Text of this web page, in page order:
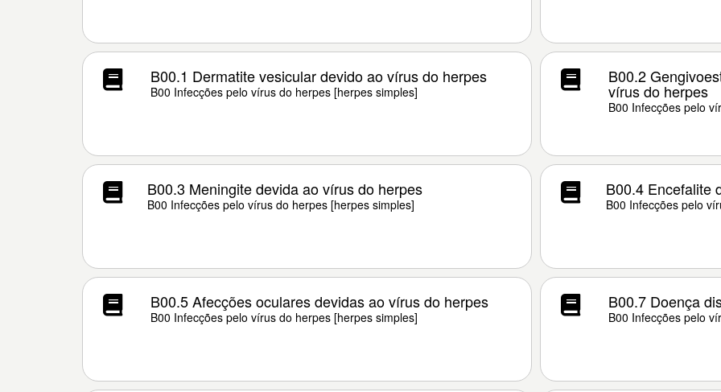
B00.1 Dermatite vesicular devido ao vírus do herpes
B00 Infecções pelo vírus do herpes [herpes simples]
B00.2
vírus do herpes
B00 Infecções pelo
B00.3 Meningite devida ao vírus do herpes
B00 Infecções pelo vírus do herpes [herpes simples]
B00.4 Encefalite
B00 Infecções pelo
B00.5 Afecções oculares devidas ao vírus do herpes
B00 Infecções pelo vírus do herpes [herpes simples]
B00.7 Doença
B00 Infecções pelo